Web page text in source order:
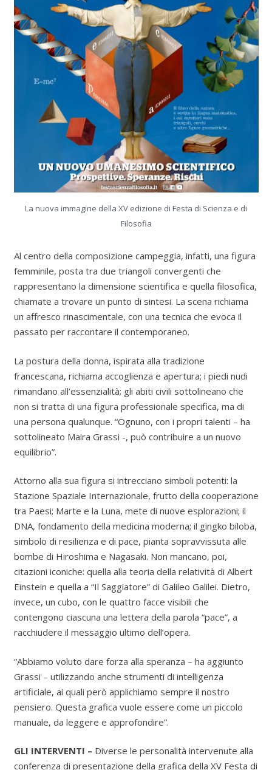
La nuova immagine della XV edizione di Festa di Scienza e di
Filosofia
Al centro della composizione campeggia, infatti, una figura
femminile, posta tra due triangoli convergenti che
rappresentano la dimensione scientifica e quella filosofica,
chiamate a trovare un punto di sintesi. La scena richiama
un affresco rinascimentale, con una tecnica che evoca il
passato per raccontare il contemporaneo.
La postura della donna, ispirata alla tradizione
francescana, richiama accoglienza e apertura; i piedi nudi
rimandano all’essenzialità; gli abiti civili sottolineano che
non si tratta di una figura professionale specifica, ma di
una persona qualunque. “Ognuno, con i propri talenti – ha
sottolineato Maira Grassi -, può contribuire a un nuovo
equilibrio”.
Attorno alla sua figura si intrecciano simboli potenti: la
Stazione Spaziale Internazionale, frutto della cooperazione
tra Paesi; Marte e la Luna, mete di nuove esplorazioni; il
DNA, fondamento della medicina moderna; il gingko biloba,
simbolo di resilienza e di pace, pianta sopravvissuta alle
bombe di Hiroshima e Nagasaki. Non mancano, poi,
citazioni iconiche: quella alla teoria della relatività di Albert
Einstein e quella a “Il Saggiatore” di Galileo Galilei. Dietro,
invece, un cubo, con le quattro facce visibili che
contengono ciascuna una lettera della parola “pace”, a
racchiudere il messaggio ultimo dell’opera.
“Abbiamo voluto dare forza alla speranza – ha aggiunto
Grassi – utilizzando anche strumenti di intelligenza
artificiale, ai quali però applichiamo sempre il nostro
pensiero. Questa grafica vuole essere come un piccolo
manuale, da leggere e approfondire”.
GLI INTERVENTI – Diverse le personalità intervenute alla
conferenza di presentazione della grafica della XV Festa di